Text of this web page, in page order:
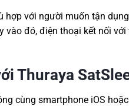
hợp với người muốn tận
vào đó, điện thoại kết nối
Thuraya
cùng smartphone iOS